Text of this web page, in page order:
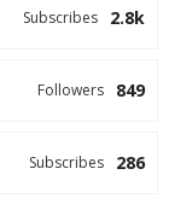
2.8k
Subscribes
849
Followers
286
Subscribes